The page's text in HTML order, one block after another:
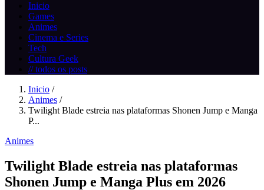
Inicio
Games
Animes
Cinema e Series
Tech
Cultura Geek
// todos os posts
Inicio /
Animes /
Twilight Blade estreia nas plataformas Shonen Jump e Manga
P...
Animes
Twilight Blade estreia nas plataformas
Shonen Jump e Manga Plus em 2026